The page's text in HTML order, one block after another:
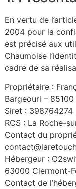
En vertu de
2004 pour la
est précisé aux
Chaumoise
cadre de sa
Propriétaire :
Bargeouri – 85100
Siret : 398764274
RCS : La Roche-
Contact du
Hébergeur :
63000 Clermont-
Contact de